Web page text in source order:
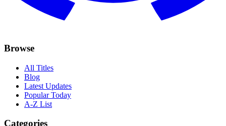
Browse
All Titles
Blog
Latest Updates
Popular Today
A-Z List
Categories